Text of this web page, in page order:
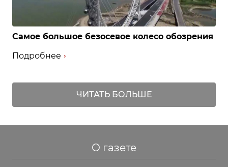
Самое большое безосевое колесо обозрения
Подробнее
ЧИТАТЬ БОЛЬШЕ
О газете